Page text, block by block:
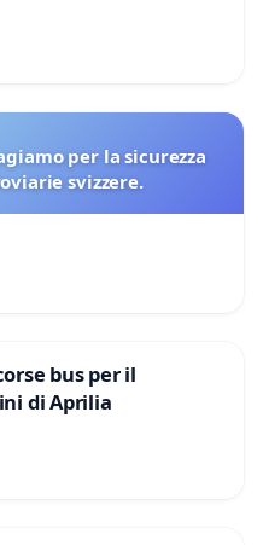
per la sicurezza
svizzere.
bus per il
di Aprilia